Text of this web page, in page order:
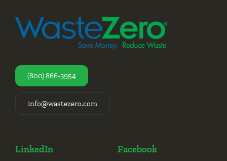
(800) 866-3954
info@wastezero.com
LinkedIn Facebook